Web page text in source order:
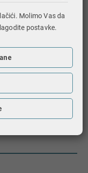
/Korisničke upute
/
i iskorištene
sustava
sustava
2026. - Porezna
Molimo Vas da
postavke.